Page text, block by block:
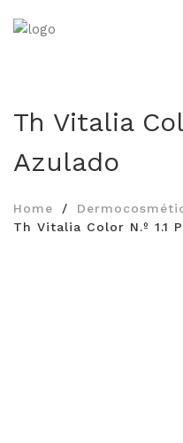
Th Vitalia
Azulado
Home
Th Vitalia Color N.º 1.1